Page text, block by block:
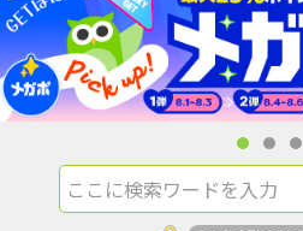
ここに検索ワードを入力